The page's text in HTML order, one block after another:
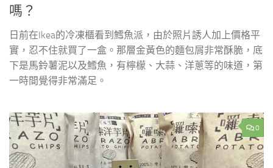
嗎？
日前在Ikea的冷凍櫃看到鱈魚派，由於照片誘人加上價格平
實，忍不住就買了一盒。那層金黃色的麵包屑非常酥脆，底
下是馬鈴薯泥以及鱈魚，有檸檬、大蒜、洋蔥等的味道，第
一時間覺得非常滿足。
0